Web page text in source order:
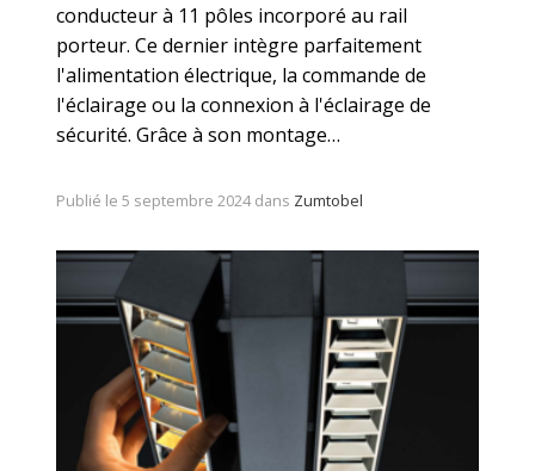
conducteur à 11 pôles incorporé au rail
porteur. Ce dernier intègre parfaitement
l'alimentation électrique, la commande de
l'éclairage ou la connexion à l'éclairage de
sécurité. Grâce à son montage…
Publié le 5 septembre 2024 dans Zumtobel